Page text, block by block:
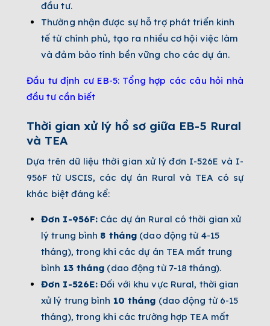
đầu tư.
Thường nhận được sự hỗ trợ phát triển kinh
tế từ chính phủ, tạo ra nhiều cơ hội việc làm
và đảm bảo tính bền vững cho các dự án.
Đầu tư định cư EB-5: Tổng hợp các câu hỏi nhà
đầu tư cần biết
Thời gian xử lý hồ sơ giữa EB-5 Rural
và TEA
Dựa trên dữ liệu thời gian xử lý đơn I-526E và I-
956F từ USCIS, các dự án Rural và TEA có sự
khác biệt đáng kể:
Đơn I-956F: Các dự án Rural có thời gian xử
lý trung bình 8 tháng (dao động từ 4-15
tháng), trong khi các dự án TEA mất trung
bình 13 tháng (dao động từ 7-18 tháng).
Đơn I-526E: Đối với khu vực Rural, thời gian
xử lý trung bình 10 tháng (dao động từ 6-15
tháng), trong khi các trường hợp TEA mất